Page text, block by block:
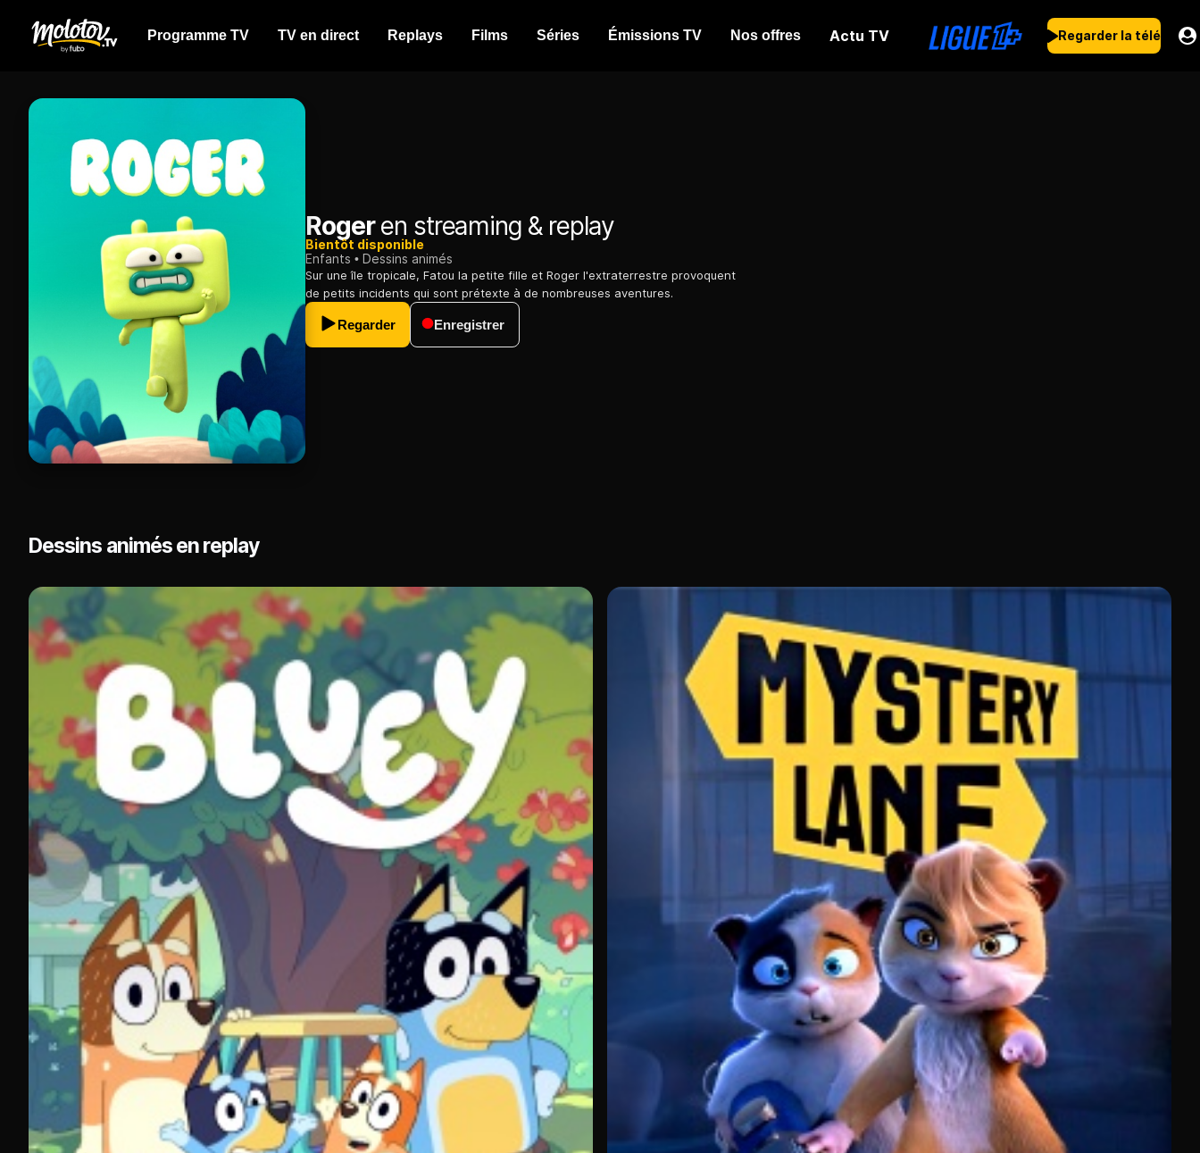
Programme TV TV en direct Replays Films Séries Émissions TV Nos offres Actu TV Regarder la télé
Rogeren streaming & replay
Bientôt disponible
Enfants
Dessins animés
Sur une île tropicale, Fatou la petite fille et Roger l'extraterrestre provoquent
de petits incidents qui sont prétexte à de nombreuses aventures.
Regarder Enregistrer
Dessins animés en replay